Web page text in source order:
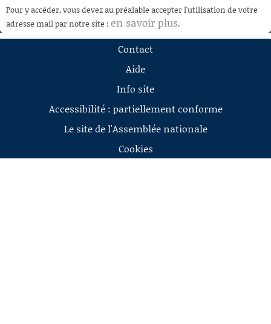
AIDE À LA DÉCOUPE
DE VIDÉOS
Pour y accéder, vous devez au préalable accepter l'utilisation de votre
adresse mail par notre site : en savoir plus.
Contact
Aide
Info site
Accessibilité : partiellement conforme
Le site de l'Assemblée nationale
Cookies